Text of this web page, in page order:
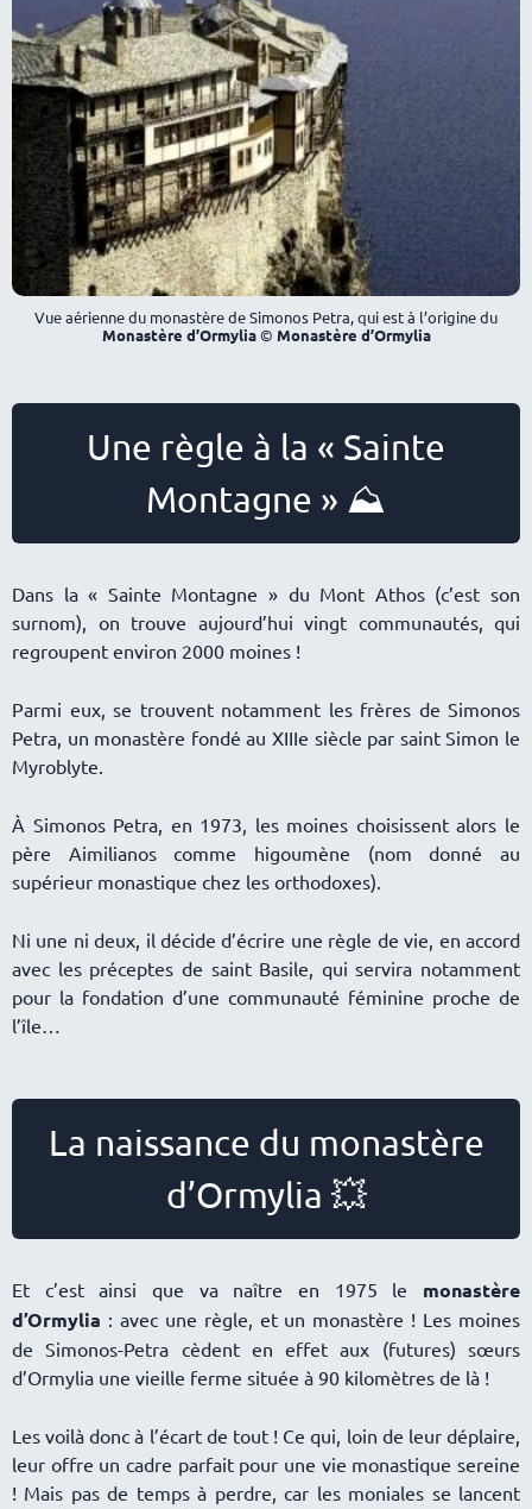
Vue aérienne du monastère de Simonos Petra, qui est à l’origine du
Monastère d’Ormylia© Monastère d’Ormylia
Une règle à la « Sainte
Montagne » ⛰️
Dans la « Sainte Montagne » du Mont Athos (c’est son
surnom), on trouve aujourd’hui vingt communautés, qui
regroupent environ 2000 moines !
Parmi eux, se trouvent notamment les frères de Simonos
Petra, un monastère fondé au XIIIe siècle par saint Simon le
Myroblyte.
À Simonos Petra, en 1973, les moines choisissent alors le
père Aimilianos comme higoumène (nom donné au
supérieur monastique chez les orthodoxes).
Ni une ni deux, il décide d’écrire une règle de vie, en accord
avec les préceptes de saint Basile, qui servira notamment
pour la fondation d’une communauté féminine proche de
l’île
La naissance du monastère
d’Ormylia 💥
Et c’est ainsi que va naître en 1975 le monastère
d’Ormylia : avec une règle, et un monastère ! Les moines
de Simonos-Petra cèdent en effet aux (futures) sœurs
d’Ormylia une vieille ferme située à 90 kilomètres de là !
Les voilà donc à l’écart de tout ! Ce qui, loin de leur déplaire,
leur offre un cadre parfait pour une vie monastique sereine
! Mais pas de temps à perdre, car les moniales se lancent